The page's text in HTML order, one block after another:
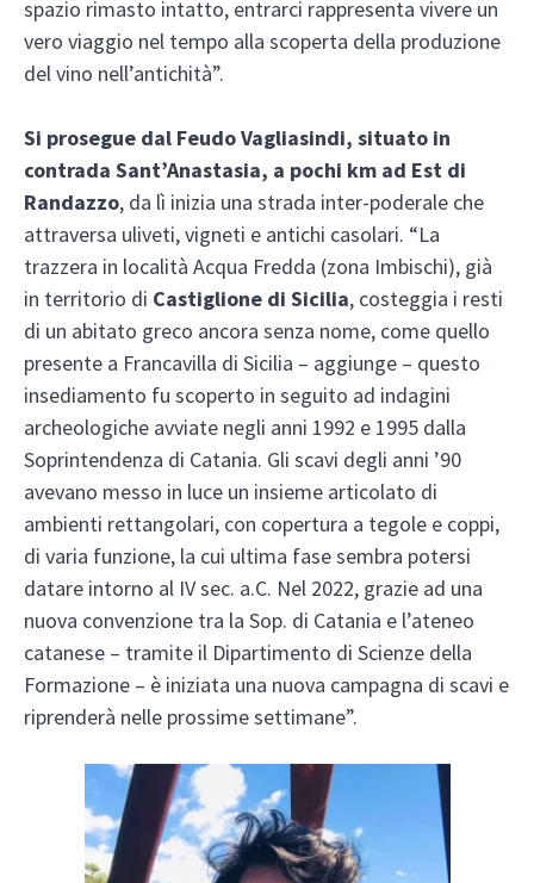
spazio rimasto intatto, entrarci rappresenta vivere un
vero viaggio nel tempo alla scoperta della produzione
del vino nell’antichità”.
Si prosegue dal Feudo Vagliasindi, situato in
contrada Sant’Anastasia, a pochi km ad Est di
Randazzo, da lì inizia una strada inter-poderale che
attraversa uliveti, vigneti e antichi casolari. “La
trazzera in località Acqua Fredda (zona Imbischi), già
in territorio di Castiglione di Sicilia, costeggia i resti
di un abitato greco ancora senza nome, come quello
presente a Francavilla di Sicilia – aggiunge – questo
insediamento fu scoperto in seguito ad indagini
archeologiche avviate negli anni 1992 e 1995 dalla
Soprintendenza di Catania. Gli scavi degli anni ’90
avevano messo in luce un insieme articolato di
ambienti rettangolari, con copertura a tegole e coppi,
di varia funzione, la cui ultima fase sembra potersi
datare intorno al IV sec. a.C. Nel 2022, grazie ad una
nuova convenzione tra la Sop. di Catania e l’ateneo
catanese – tramite il Dipartimento di Scienze della
Formazione – è iniziata una nuova campagna di scavi e
riprenderà nelle prossime settimane”.